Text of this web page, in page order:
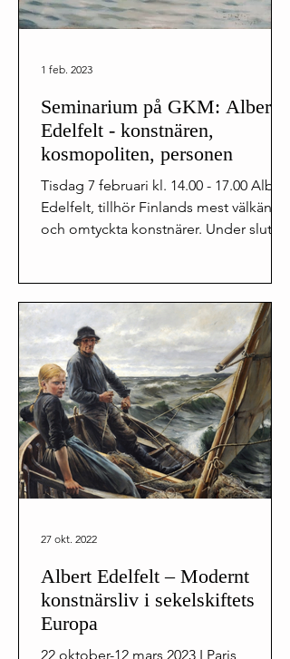
Seminarium på GKM: Albert
Edelfelt - konstnären,
kosmopoliten, personen
Tisdag 7 februari kl. 14.00 - 17.00 Albert
Edelfelt, tillhör Finlands mest välkända
och omtyckta konstnärer. Under slutet
1 feb. 2023
Albert Edelfelt – Modernt
konstnärsliv i sekelskiftets
Europa
22 oktober-12 mars 2023 I Paris
27 okt. 2022